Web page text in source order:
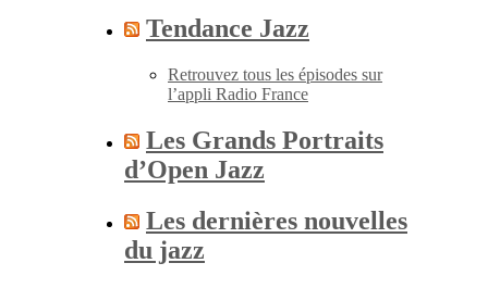
Tendance Jazz
Retrouvez tous les épisodes sur
l’appli Radio France
Les Grands Portraits
d’Open Jazz
Les dernières nouvelles
du jazz